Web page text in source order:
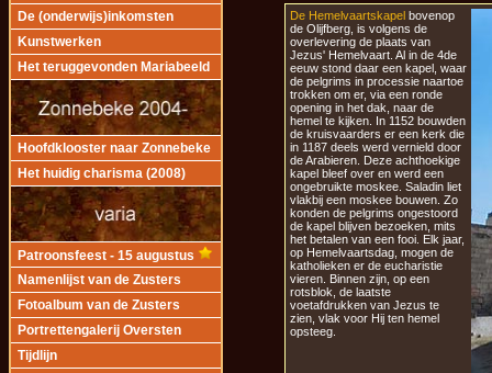
De (onderwijs)inkomsten
Kunstwerken
Het teruggevonden Mariabeeld
Hoofdklooster naar Zonnebeke
Het huidig charisma (2008)
Patroonsfeest - 15 augustus
Namenlijst van de Zusters
Fotoalbum van de Zusters
Portrettengalerij Oversten
Tijdlijn
De Hemelvaartskapel bovenop
de Olijfberg, is volgens de
overlevering de plaats van
Jezus' Hemelvaart. Al in de 4de
eeuw stond daar een kapel, waar
de pelgrims in processie naartoe
trokken om er, via een ronde
opening in het dak, naar de
hemel te kijken. In 1152 bouwden
de kruisvaarders er een kerk die
in 1187 deels werd vernield door
de Arabieren. Deze achthoekige
kapel bleef over en werd een
ongebruikte moskee. Saladin liet
vlakbij een moskee bouwen. Zo
konden de pelgrims ongestoord
de kapel blijven bezoeken, mits
het betalen van een fooi. Elk jaar,
op Hemelvaartsdag, mogen de
katholieken er de eucharistie
vieren. Binnen zijn, op een
rotsblok, de laatste
voetafdrukken van Jezus te
zien, vlak voor Hij ten hemel
opsteeg.